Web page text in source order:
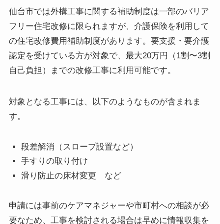
仙台市では外構工事に関する補助制度は一部のバリア
フリー住宅改修に限られますが、介護保険を利用して
の住宅改修費用補助制度があります。要支援・要介護
認定を受けている方が対象で、最大20万円（1割〜3割
自己負担）までの改修工事に利用可能です。
対象となる工事には、以下のようなものが含まれま
す。
段差解消（スロープ設置など）
手すりの取り付け
滑り防止の床材変更 など
申請には事前のケアマネジャーや市町村への相談が必
要なため、工事を検討される場合は早めに情報収集を